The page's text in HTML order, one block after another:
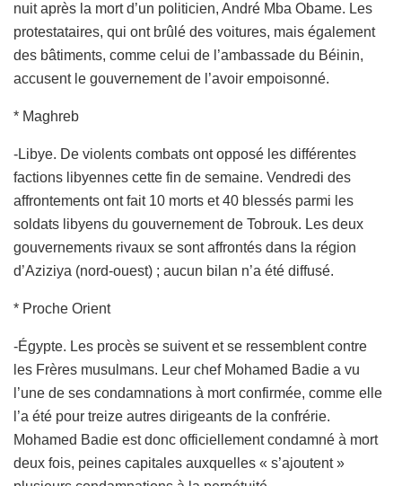
nuit après la mort d’un politicien, André Mba Obame. Les
protestataires, qui ont brûlé des voitures, mais également
des bâtiments, comme celui de l’ambassade du Béinin,
accusent le gouvernement de l’avoir empoisonné.
* Maghreb
-Libye. De violents combats ont opposé les différentes
factions libyennes cette fin de semaine. Vendredi des
affrontements ont fait 10 morts et 40 blessés parmi les
soldats libyens du gouvernement de Tobrouk. Les deux
gouvernements rivaux se sont affrontés dans la région
d’Aziziya (nord-ouest) ; aucun bilan n’a été diffusé.
* Proche Orient
-Égypte. Les procès se suivent et se ressemblent contre
les Frères musulmans. Leur chef Mohamed Badie a vu
l’une de ses condamnations à mort confirmée, comme elle
l’a été pour treize autres dirigeants de la confrérie.
Mohamed Badie est donc officiellement condamné à mort
deux fois, peines capitales auxquelles « s’ajoutent »